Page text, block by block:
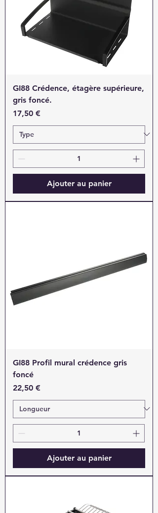
GI88 Crédence, étagère supérieure,
gris foncé.
Prix
17,50 €
Ajouter au panier
GI88 Profil mural crédence gris
foncé
Prix
22,50 €
Ajouter au panier